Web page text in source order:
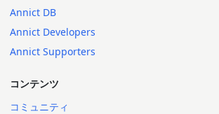
Annict DB
Annict Developers
Annict Supporters
コンテンツ
コミュニティ